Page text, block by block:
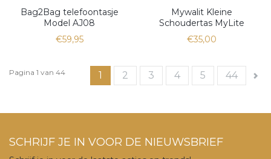
Bag2Bag telefoontasje
Model AJ08
€59,95
Mywalit Kleine
Schoudertas MyLite
€35,00
Pagina 1 van 44 1 2 3 4 5 44
SCHRIJF JE IN VOOR DE NIEUWSBRIEF